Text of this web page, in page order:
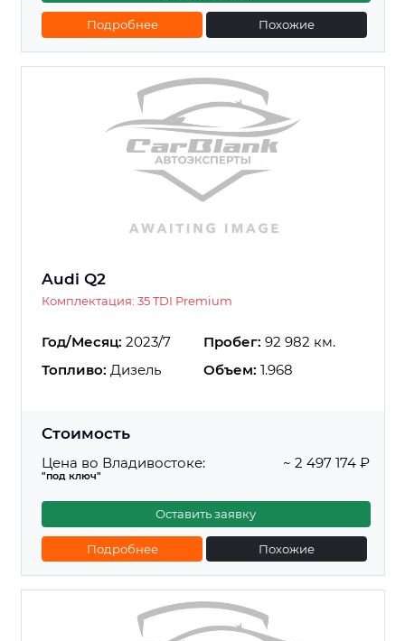
Подробнее Похожие
Audi Q2
Комплектация: 35 TDI Premium
Год/Месяц: 2023/7 Пробег: 92 982 км.
Топливо: Дизель Объем: 1.968
Стоимость
Цена во Владивостоке:
"под ключ"
~ 2 497 174 ₽
Оставить заявку
Подробнее Похожие